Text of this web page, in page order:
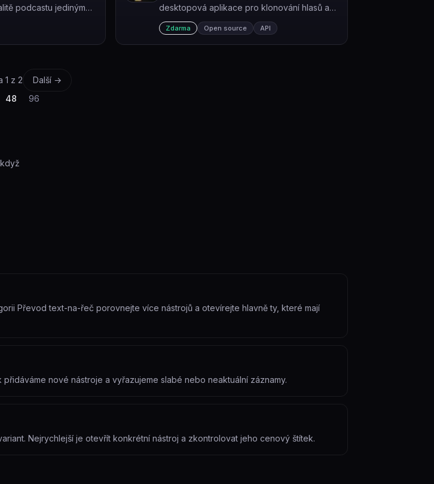
podcastu jediným
desktopová aplikace pro klonování hlasů a
převod textu na řeč, běžící lokálně na vašem
počítači.
Zdarma Open source API
1 z 2
Další →
48 96
Převod text-na-řeč porovnejte více nástrojů a otevírejte hlavně ty, které mají
nové nástroje a vyřazujeme slabé nebo neaktuální záznamy.
Nejrychlejší je otevřít konkrétní nástroj a zkontrolovat jeho cenový štítek.